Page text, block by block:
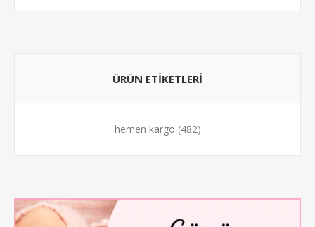
ÜRÜN ETİKETLERİ
hemen kargo (482)